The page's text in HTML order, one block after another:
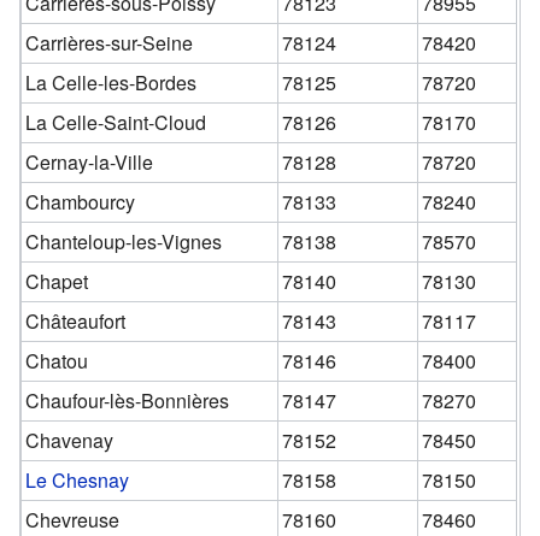
Carrières-sur-Seine
78124
78420
La Celle-les-Bordes
78125
78720
La Celle-Saint-Cloud
78126
78170
Cernay-la-Ville
78128
78720
Chambourcy
78133
78240
Chanteloup-les-Vignes
78138
78570
Chapet
78140
78130
Châteaufort
78143
78117
Chatou
78146
78400
Chaufour-lès-Bonnières
78147
78270
Chavenay
78152
78450
Le Chesnay
78158
78150
Chevreuse
78160
78460